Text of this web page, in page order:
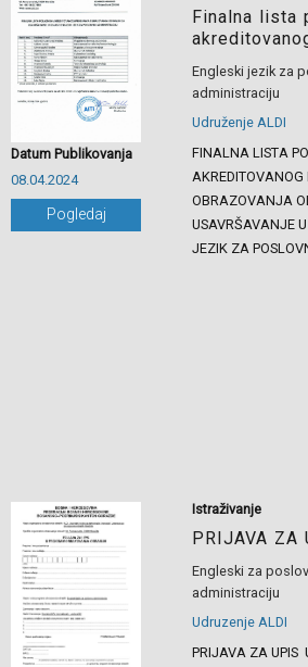
Datum Publikovanja
08.04.2024
Pogledaj
Finalna lista
Engleski jezik za
administraciju
Udruženje ALDI
FINALNA LISTA
OBRAZOVANJA
USAVRŠAVANJE
JEZIK ZA
Istraživanje
PRIJAVA ZA
Engleski za
administraciju
Udruzenje ALDI
PRIJAVA ZA UPIS